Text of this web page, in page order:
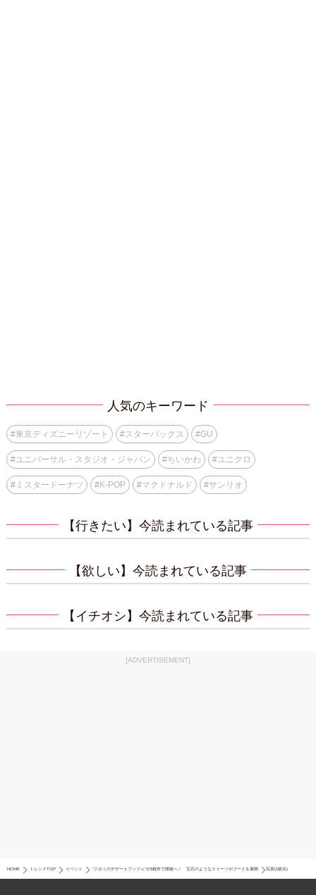
人気のキーワード
#東京ディズニーリゾート #スターバックス #GU
#ユニバーサル・スタジオ・ジャパン #ちいかわ #ユニクロ
#ミスタードーナツ #K-POP #マクドナルド #サンリオ
【行きたい】今読まれている記事
【欲しい】今読まれている記事
【イチオシ】今読まれている記事
[ADVERTISEMENT]
HOME トレンドTOP イベント “クロミのデザートブッフェ”が5都市で開催へ！ 宝石のようなスイーツやフードを展開 写真(1枚目)